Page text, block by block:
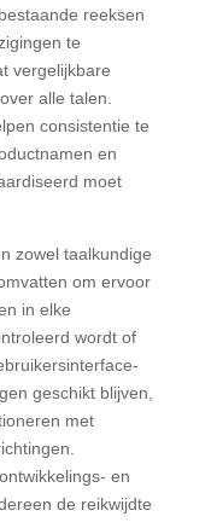
reeksen
te
vergelijkbare
alle talen.
consistentie te
en
moet
zowel taalkundige
om ervoor
in elke
wordt of
geschikt blijven,
met
en
de reikwijdte